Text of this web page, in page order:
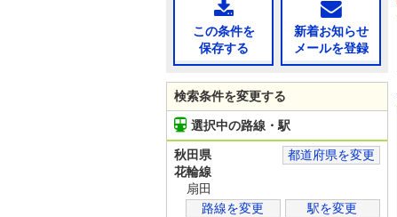
この条件を
保存する
新着お知らせ
メールを登録
検索条件を変更する
選択中の路線・駅
秋田県
都道府県を変更
花輪線
扇田
路線を変更
駅を変更